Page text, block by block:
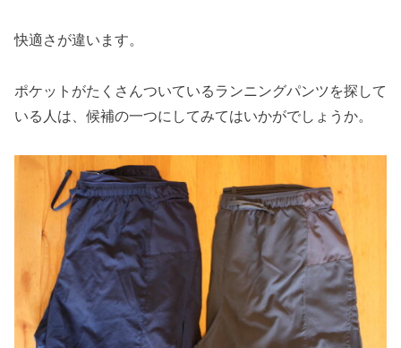
快適さが違います。
ポケットがたくさんついているランニングパンツを探して
いる人は、候補の一つにしてみてはいかがでしょうか。